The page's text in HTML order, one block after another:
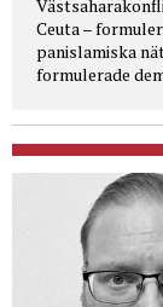
Ceuta –
panislamiska
formulerade